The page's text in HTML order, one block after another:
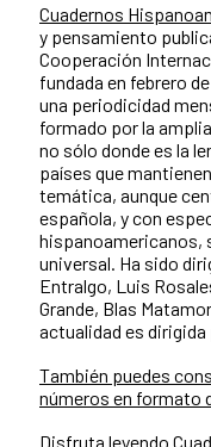
Cuadernos
y pensamiento
Cooperación
fundada en febrero
una periodicidad
formado por la
no sólo donde es la
países que
temática, aunque
española, y con
hispanoamericanos,
universal. Ha sido
Entralgo, Luis
Grande, Blas
actualidad es dirigida
También puedes
números en formato
Disfruta leyendo